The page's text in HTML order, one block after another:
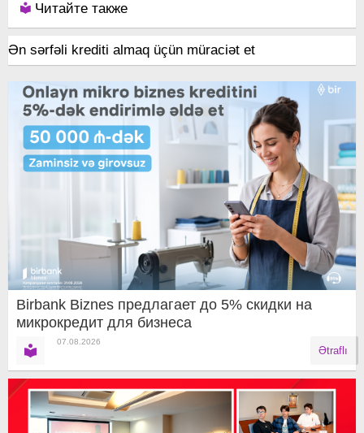
Читайте также
Ən sərfəli krediti almaq üçün müraciət et
Birbank Biznes предлагает до 5% скидки на
микрокредит для бизнеса
07.08.2026
Ətraflı